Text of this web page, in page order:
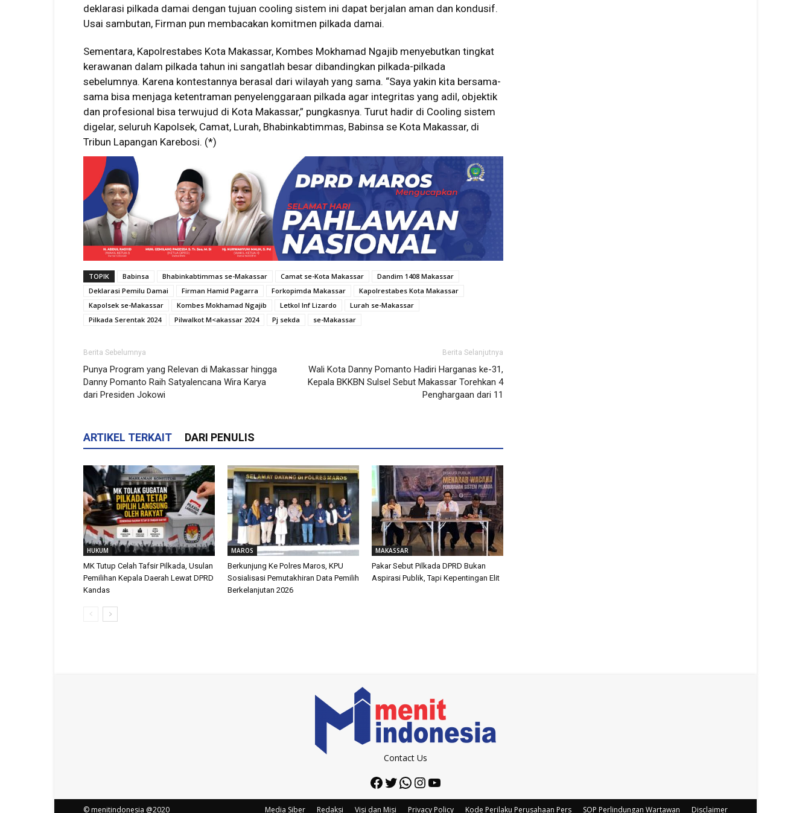
deklarasi pilkada damai dengan tujuan cooling sistem ini dapat berjalan aman dan kondusif.
Usai sambutan, Firman pun membacakan komitmen pilkada damai.
Sementara, Kapolrestabes Kota Makassar, Kombes Mokhamad Ngajib menyebutkan tingkat
kerawanan dalam pilkada tahun ini sangatlah besar dibandingkan pilkada-pilkada
sebelumnya. Karena kontestannya berasal dari wilayah yang sama. “Saya yakin kita bersama-
sama bisa menjaga ketentraman penyelenggaraan pilkada agar integritas yang adil, objektik
dan profesional bisa terwujud di Kota Makassar,” pungkasnya. Turut hadir di Cooling sistem
digelar, seluruh Kapolsek, Camat, Lurah, Bhabinkabtimmas, Babinsa se Kota Makassar, di
Tribun Lapangan Karebosi. (*)
TOPIK Babinsa Bhabinkabtimmas se-Makassar Camat se-Kota Makassar
Dandim 1408 Makassar
Deklarasi Pemilu Damai
Firman Hamid Pagarra Forkopimda Makassar
Kapolrestabes Kota Makassar
Kapolsek se-Makassar
Kombes Mokhamad Ngajib Letkol Inf Lizardo
Lurah se-Makassar
Pilkada Serentak 2024
Pilwalkot M<akassar 2024 Pj sekda se-Makassar
Berita Sebelumnya
Punya Program yang Relevan di Makassar hingga
Danny Pomanto Raih Satyalencana Wira Karya
dari Presiden Jokowi
Berita Selanjutnya
Wali Kota Danny Pomanto Hadiri Harganas ke-31,
Kepala BKKBN Sulsel Sebut Makassar Torehkan 4
Penghargaan dari 11
ARTIKEL TERKAIT DARI PENULIS
HUKUM
MK Tutup Celah Tafsir Pilkada, Usulan
Pemilihan Kepala Daerah Lewat DPRD
Kandas
MAROS
Berkunjung Ke Polres Maros, KPU
Sosialisasi Pemutakhiran Data Pemilih
Berkelanjutan 2026
MAKASSAR
Pakar Sebut Pilkada DPRD Bukan
Aspirasi Publik, Tapi Kepentingan Elit
Contact Us
Facebook
Twitter
WhatsApp
Instagram
YouTube
Media Siber Redaksi Visi dan Misi Privacy Policy Kode Perilaku Perusahaan Pers SOP Perlindungan Wartawan Disclaimer
© menitindonesia @2020